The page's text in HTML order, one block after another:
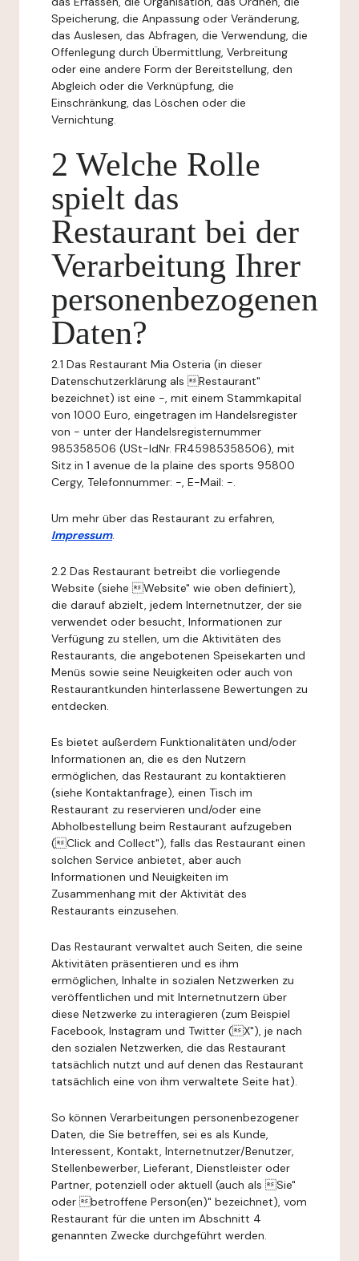
Speicherung, die Anpassung oder Veränderung,
das Auslesen, das Abfragen, die Verwendung, die
Offenlegung durch Übermittlung, Verbreitung
oder eine andere Form der Bereitstellung, den
Abgleich oder die Verknüpfung, die
Einschränkung, das Löschen oder die
Vernichtung.
2 Welche Rolle
spielt das
Restaurant bei der
Verarbeitung Ihrer
personenbezogenen
Daten?
2.1 Das Restaurant Mia Osteria (in dieser
Datenschutzerklärung als Restaurant"
bezeichnet) ist eine -, mit einem Stammkapital
von 1000 Euro, eingetragen im Handelsregister
von - unter der Handelsregisternummer
985358506 (USt-IdNr. FR45985358506), mit
Sitz in 1 avenue de la plaine des sports 95800
Cergy, Telefonnummer: -, E-Mail: -.
Um mehr über das Restaurant zu erfahren,
Impressum.
2.2 Das Restaurant betreibt die vorliegende
Website (siehe Website" wie oben definiert),
die darauf abzielt, jedem Internetnutzer, der sie
verwendet oder besucht, Informationen zur
Verfügung zu stellen, um die Aktivitäten des
Restaurants, die angebotenen Speisekarten und
Menüs sowie seine Neuigkeiten oder auch von
Restaurantkunden hinterlassene Bewertungen zu
entdecken.
Es bietet außerdem Funktionalitäten und/oder
Informationen an, die es den Nutzern
ermöglichen, das Restaurant zu kontaktieren
(siehe Kontaktanfrage), einen Tisch im
Restaurant zu reservieren und/oder eine
Abholbestellung beim Restaurant aufzugeben
(Click and Collect"), falls das Restaurant einen
solchen Service anbietet, aber auch
Informationen und Neuigkeiten im
Zusammenhang mit der Aktivität des
Restaurants einzusehen.
Das Restaurant verwaltet auch Seiten, die seine
Aktivitäten präsentieren und es ihm
ermöglichen, Inhalte in sozialen Netzwerken zu
veröffentlichen und mit Internetnutzern über
diese Netzwerke zu interagieren (zum Beispiel
Facebook, Instagram und Twitter (X"), je nach
den sozialen Netzwerken, die das Restaurant
tatsächlich nutzt und auf denen das Restaurant
tatsächlich eine von ihm verwaltete Seite hat).
So können Verarbeitungen personenbezogener
Daten, die Sie betreffen, sei es als Kunde,
Interessent, Kontakt, Internetnutzer/Benutzer,
Stellenbewerber, Lieferant, Dienstleister oder
Partner, potenziell oder aktuell (auch als Sie"
oder betroffene Person(en)" bezeichnet), vom
Restaurant für die unten im Abschnitt 4
genannten Zwecke durchgeführt werden.